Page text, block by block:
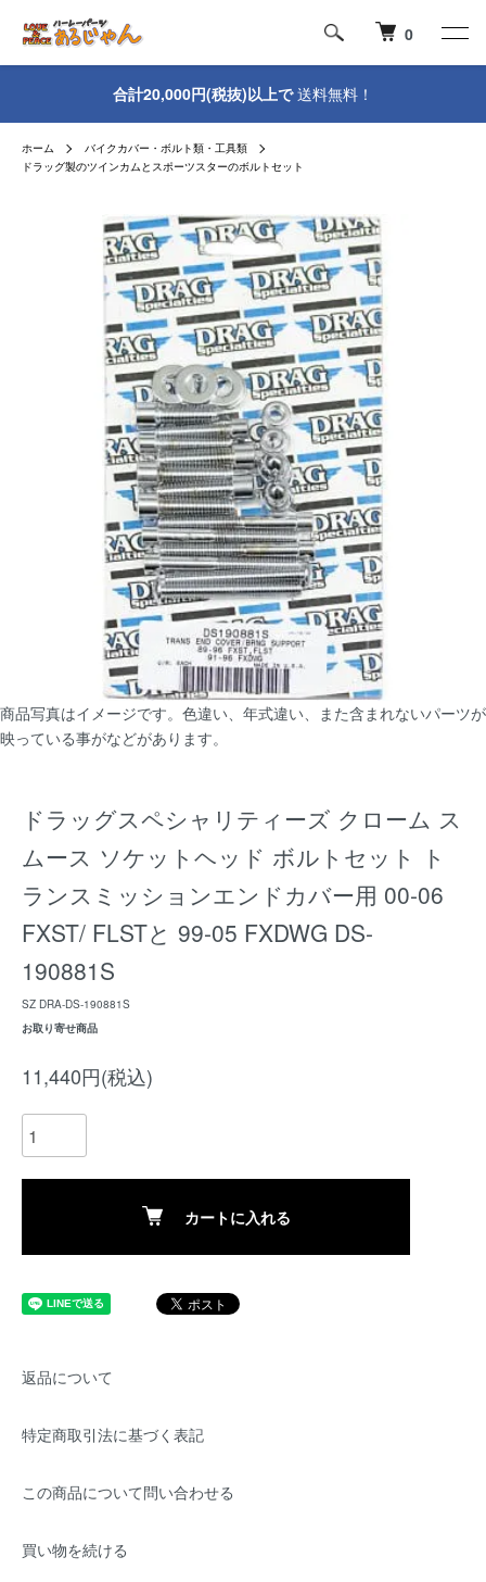
0
合計20,000円(税抜)以上で送料無料！
ホーム
バイクカバー・ボルト類・工具類
ドラッグ製のツインカムとスポーツスターのボルトセット
商品写真はイメージです。色違い、年式違い、また含まれないパーツが
映っている事がなどがあります。
ドラッグスペシャリティーズ クローム ス
ムース ソケットヘッド ボルトセット ト
ランスミッションエンドカバー用 00-06
FXST/ FLSTと 99-05 FXDWG DS-
190881S
SZ DRA-DS-190881S
お取り寄せ商品
11,440円(税込)
カートに入れる
返品について
特定商取引法に基づく表記
この商品について問い合わせる
買い物を続ける